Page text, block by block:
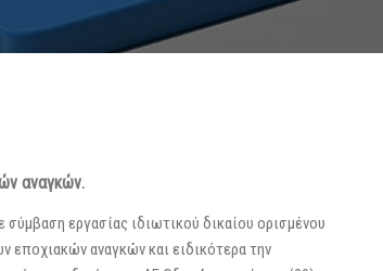
αναγκών.
σύμβαση εργασίας ιδιωτικού δικαίου ορισμένου
αναγκών και ειδικότερα την